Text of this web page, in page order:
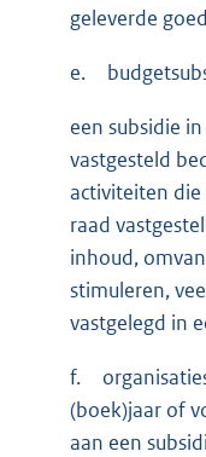
geleverde
e.
een subsidie
vastgesteld
activiteiten die
raad
inhoud,
stimuleren,
vastgelegd in
f.
(boek)jaar of
aan een